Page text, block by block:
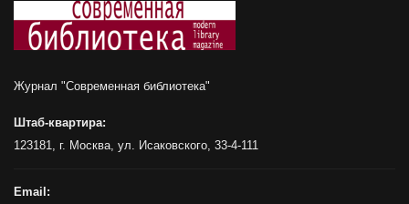
Журнал "Современная библиотека"
Штаб-квартира:
123181, г. Москва, ул. Исаковского, 33-4-111
Email: